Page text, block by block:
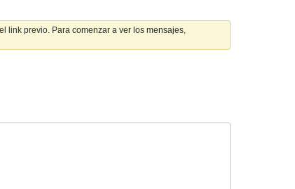
link previo. Para comenzar a ver los mensajes,